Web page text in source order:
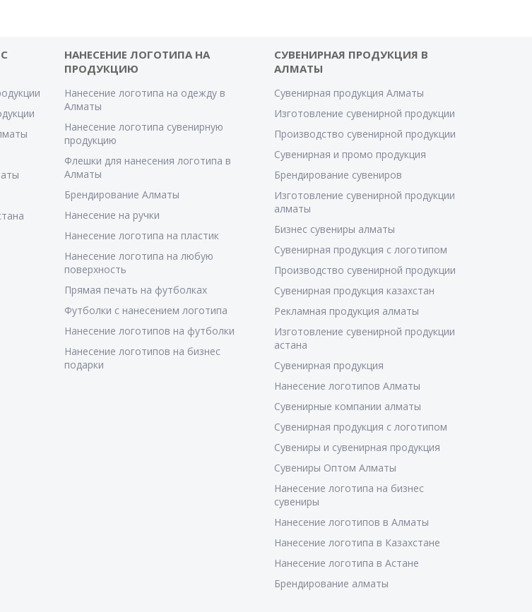
НАНЕСЕНИЕ ЛОГОТИПА НА
ПРОДУКЦИЮ
Нанесение логотипа на одежду в
Алматы
Нанесение логотипа сувенирную
продукцию
Флешки для нанесения логотипа в
Алматы
Брендирование Алматы
Нанесение на ручки
Нанесение логотипа на пластик
Нанесение логотипа на любую
поверхность
Прямая печать на футболках
Футболки с нанесением логотипа
Нанесение логотипов на футболки
Нанесение логотипов на бизнес
подарки
СУВЕНИРНАЯ ПРОДУКЦИЯ В
АЛМАТЫ
Сувенирная продукция Алматы
Изготовление сувенирной продукции
Производство сувенирной продукции
Сувенирная и промо продукция
Брендирование сувениров
Изготовление сувенирной продукции
алматы
Бизнес сувениры алматы
Сувенирная продукция с логотипом
Производство сувенирной продукции
Сувенирная продукция казахстан
Рекламная продукция алматы
Изготовление сувенирной продукции
астана
Сувенирная продукция
Нанесение логотипов Алматы
Сувенирные компании алматы
Сувенирная продукция с логотипом
Сувениры и сувенирная продукция
Сувениры Оптом Алматы
Нанесение логотипа на бизнес
сувениры
Нанесение логотипов в Алматы
Нанесение логотипа в Казахстане
Нанесение логотипа в Астане
Брендирование алматы